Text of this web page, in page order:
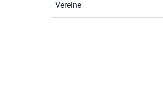
Vereine